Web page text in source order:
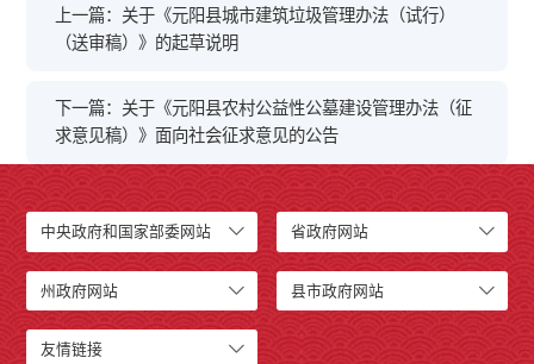
上一篇：关于《元阳县城市建筑垃圾管理办法（试行）
（送审稿）》的起草说明
下一篇：关于《元阳县农村公益性公墓建设管理办法（征
求意见稿）》面向社会征求意见的公告
中央政府和国家部委网站 省政府网站
州政府网站 县市政府网站
友情链接